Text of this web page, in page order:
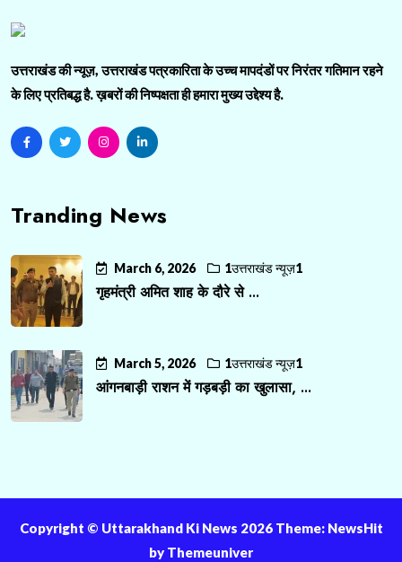
उत्तराखंड की न्यूज़, उत्तराखंड पत्रकारिता के उच्च मापदंडों पर निरंतर गतिमान रहने
के लिए प्रतिबद्ध है. ख़बरों की निष्पक्षता ही हमारा मुख्य उद्देश्य है.
Tranding News
March 6, 2026 1उत्तराखंड न्यूज़1
गृहमंत्री अमित शाह के दौरे से ...
March 5, 2026 1उत्तराखंड न्यूज़1
आंगनबाड़ी राशन में गड़बड़ी का खुलासा, ...
Copyright ©️ Uttarakhand Ki News 2026 Theme: NewsHit
by Themeuniver